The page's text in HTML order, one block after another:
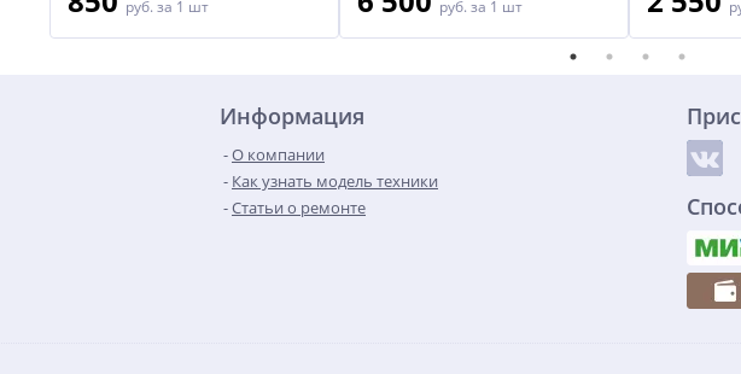
руб. за 1 шт руб. за 1 шт
Информация
О компании
Как узнать модель техники
Статьи о ремонте